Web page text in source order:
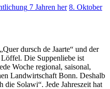
7 Jahren her 8. Oktober
dursch de Jaarte“ und der
Die Suppenliebe ist
Woche regional, saisonal,
Landwirtschaft Bonn. Deshalb
Solawi“. Jede Jahreszeit hat